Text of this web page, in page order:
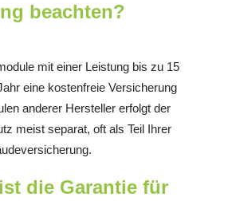
beachten?
mit einer Leistung bis zu 15
eine kostenfreie Versicherung
anderer Hersteller erfolgt der
meist separat, oft als Teil Ihrer
die Garantie für